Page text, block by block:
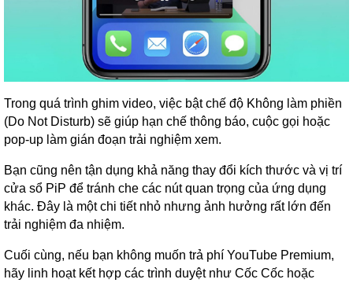
Trong quá trình ghim video, việc bật chế độ Không làm phiền
(Do Not Disturb) sẽ giúp hạn chế thông báo, cuộc gọi hoặc
pop-up làm gián đoạn trải nghiệm xem.
Bạn cũng nên tận dụng khả năng thay đổi kích thước và vị trí
cửa sổ PiP để tránh che các nút quan trọng của ứng dụng
khác. Đây là một chi tiết nhỏ nhưng ảnh hưởng rất lớn đến
trải nghiệm đa nhiệm.
Cuối cùng, nếu bạn không muốn trả phí YouTube Premium,
hãy linh hoạt kết hợp các trình duyệt như Cốc Cốc hoặc